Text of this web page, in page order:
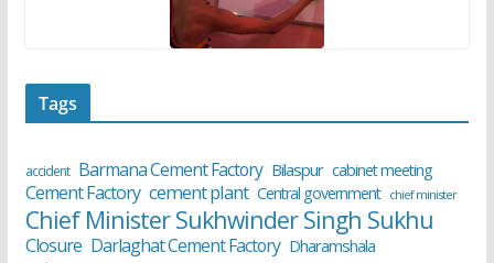
Tags
accident Barmana Cement Factory Bilaspur cabinet meeting
Cement Factory cement plant Central government chief minister
Chief Minister Sukhwinder Singh Sukhu
Closure Darlaghat Cement Factory Dharamshala